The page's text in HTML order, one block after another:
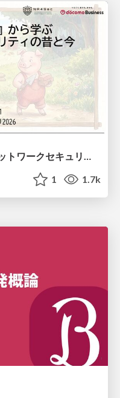
『三匹の子ぶた』から学ぶネットワークセキュリティの昔と今 / Network Security: Then and Now Through the Lens of The Three Little Pigs
1 1.7k